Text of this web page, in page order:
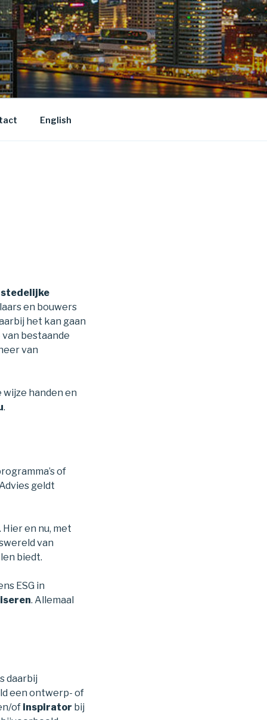
English
stedelijke
en bouwers
het kan gaan
bestaande
van
handen en
.
of
geldt
. Hier en nu, met
van
biedt.
ESG in
. Allemaal
daarbij
een ontwerp- of
of inspirator bij